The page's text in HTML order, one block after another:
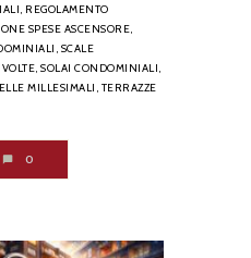
REGOLAMENTO
SPESE ASCENSORE,
SCALE
SOLAI CONDOMINIALI,
MILLESIMALI, TERRAZZE
0